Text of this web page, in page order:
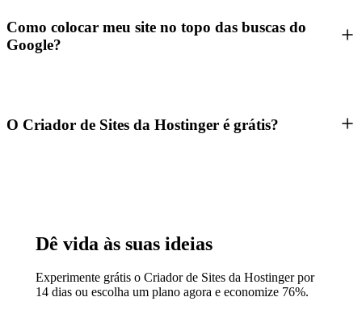
Como colocar meu site no topo das buscas do
Google?
O Criador de Sites da Hostinger é grátis?
Dê vida às suas ideias
Experimente grátis o Criador de Sites da Hostinger por
14 dias ou escolha um plano agora e economize 76%.